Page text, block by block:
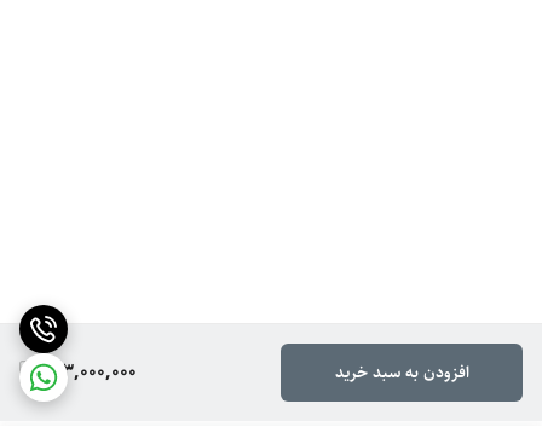
123,000,000 افزودن به سبد خرید